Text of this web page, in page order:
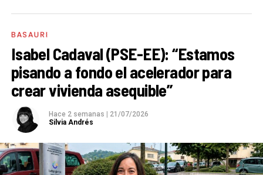
BASAURI
Isabel Cadaval (PSE-EE): “Estamos
pisando a fondo el acelerador para
crear vivienda asequible”
Hace 2 semanas
21/07/2026
Silvia Andrés